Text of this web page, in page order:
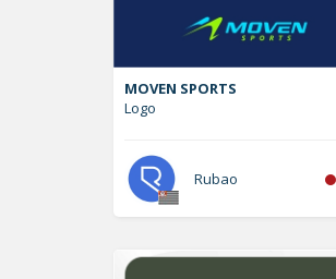
MOVEN SPORTS
Logo
Rubao